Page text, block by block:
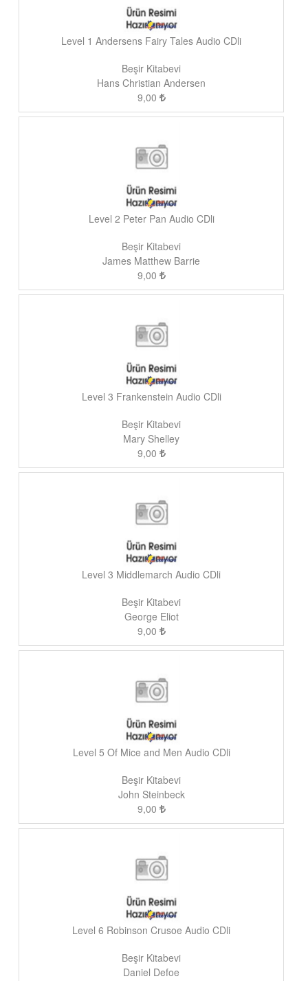
Level 1 Andersens Fairy Tales Audio CDli
Beşir Kitabevi
Hans Christian Andersen
9,00
Level 2 Peter Pan Audio CDli
Beşir Kitabevi
James Matthew Barrie
9,00
Level 3 Frankenstein Audio CDli
Beşir Kitabevi
Mary Shelley
9,00
Level 3 Middlemarch Audio CDli
Beşir Kitabevi
George Eliot
9,00
Level 5 Of Mice and Men Audio CDli
Beşir Kitabevi
John Steinbeck
9,00
Level 6 Robinson Crusoe Audio CDli
Beşir Kitabevi
Daniel Defoe